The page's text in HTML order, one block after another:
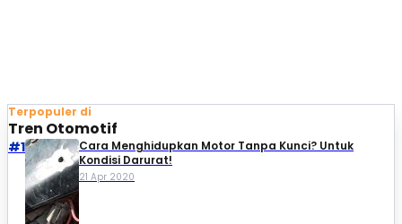
Terpopuler di
Tren Otomotif
#1
Cara Menghidupkan Motor Tanpa Kunci? Untuk
Kondisi Darurat!
21 Apr 2020